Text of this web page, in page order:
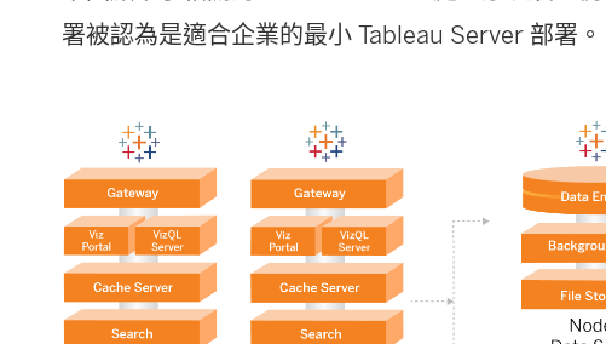
署被認為是適合企業的最小 Tableau Server 部署。